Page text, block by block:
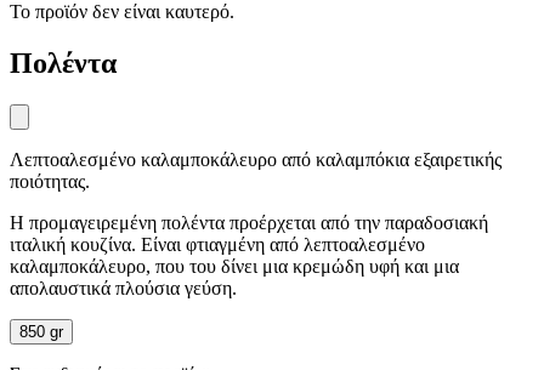
Το προϊόν δεν είναι καυτερό.
Πολέντα
Λεπτοαλεσμένο καλαμποκάλευρο από καλαμπόκια εξαιρετικής
ποιότητας.
Η προμαγειρεμένη πολέντα προέρχεται από την παραδοσιακή
ιταλική κουζίνα. Είναι φτιαγμένη από λεπτοαλεσμένο
καλαμποκάλευρο, που του δίνει μια κρεμώδη υφή και μια
απολαυστικά πλούσια γεύση.
850 gr